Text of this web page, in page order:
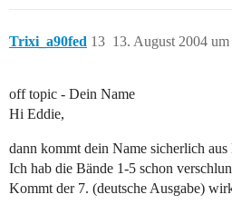
Trixi_a90fed 13. August 2004
13
off topic - Dein Name
Hi Eddie,
dann kommt dein Name sicherlich
Ich hab die Bände 1-5 schon
Kommt der 7. (deutsche Ausgabe)